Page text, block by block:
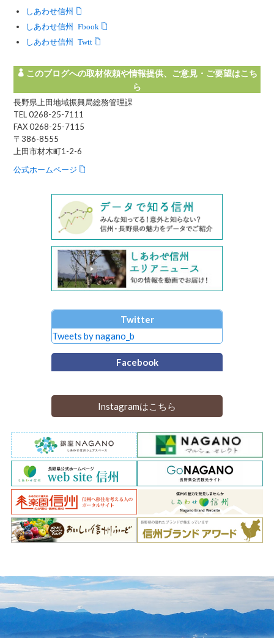
しあわせ信州
しあわせ信州 Facebook
しあわせ信州 Twitter
このブログへの取材依頼や情報提供、ご意見・ご要望はこち
ら
長野県上田地域振興局総務管理課
TEL 0268-25-7111
FAX 0268-25-7115
〒386-8555
上田市材木町1-2-6
公式ホームページ
Twitter
Tweets by nagano_b
Facebook
Instagramはこちら